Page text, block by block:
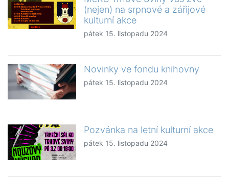
(nejen) na srpnové a zářijové
kulturní akce
pátek 15. listopadu 2024
Novinky ve fondu knihovny
pátek 15. listopadu 2024
Pozvánka na letní kulturní akce
pátek 15. listopadu 2024